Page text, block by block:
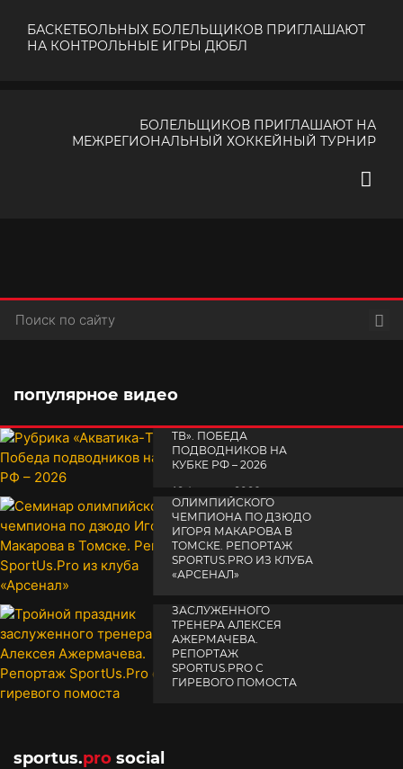
БАСКЕТБОЛЬНЫХ БОЛЕЛЬЩИКОВ ПРИГЛАШАЮТ
НА КОНТРОЛЬНЫЕ ИГРЫ ДЮБЛ
БОЛЕЛЬЩИКОВ ПРИГЛАШАЮТ НА
МЕЖРЕГИОНАЛЬНЫЙ ХОККЕЙНЫЙ ТУРНИР
популярное видео
TВ». ПОБЕДА
ПОДВОДНИКОВ НА
КУБКЕ РФ – 2026
19 февраля 2026
СЕМИНАР
ОЛИМПИЙСКОГО
ЧЕМПИОНА ПО ДЗЮДО
ИГОРЯ МАКАРОВА В
ТОМСКЕ. РЕПОРТАЖ
SPORTUS.PRO ИЗ КЛУБА
«АРСЕНАЛ»
ЗАСЛУЖЕННОГО
ТРЕНЕРА АЛЕКСЕЯ
АЖЕРМАЧЕВА.
РЕПОРТАЖ
SPORTUS.PRO С
ГИРЕВОГО ПОМОСТА
sportus.pro social